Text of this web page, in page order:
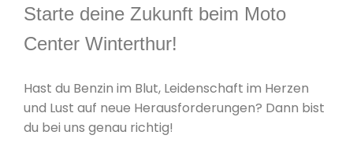
Startе deine Zukunft beim Moto
Center Winterthur!
Hast du Benzin im Blut, Leidenschaft im Herzen
und Lust auf neue Herausforderungen? Dann bist
du bei uns genau richtig!